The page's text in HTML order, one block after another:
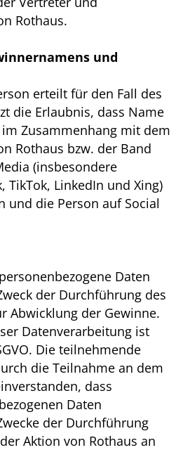
Rothaus.
und
erteilt für den Fall des
die Erlaubnis, dass Name
Zusammenhang mit dem
Rothaus bzw. der Band
(insbesondere
TikTok, LinkedIn und Xing)
und die Person auf Social
Daten
der Durchführung des
Abwicklung der Gewinne.
Datenverarbeitung ist
Die teilnehmende
die Teilnahme an dem
dass
Daten
der Durchführung
Aktion von Rothaus an